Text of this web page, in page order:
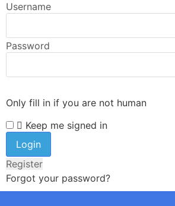
Username
Password
Only fill in if you are not human
Keep me signed in
Register
Forgot your password?